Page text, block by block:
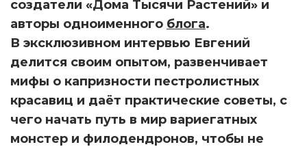
создатели «Дома Тысячи Растений» и
авторы одноименного блога.
В эксклюзивном интервью Евгений
делится своим опытом, развенчивает
мифы о капризности пестролистных
красавиц и даёт практические советы, с
чего начать путь в мир вариегатных
монстер и филодендронов, чтобы не